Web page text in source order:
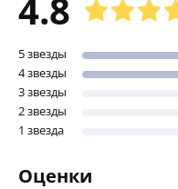
4.8
5 звезды
4 звезды
3 звезды
2 звезды
1 звезда
Оценки